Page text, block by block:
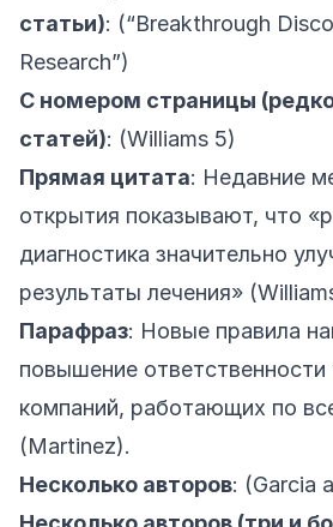
статьи): (“Breakthrough
Research”)
С номером страницы
статей): (Williams 5)
Прямая цитата: Недавние
открытия показывают, что
диагностика значительно
результаты лечения»
Парафраз: Новые правила
повышение ответственности
компаний, работающих по
(Martinez).
Несколько авторов: (Garcia